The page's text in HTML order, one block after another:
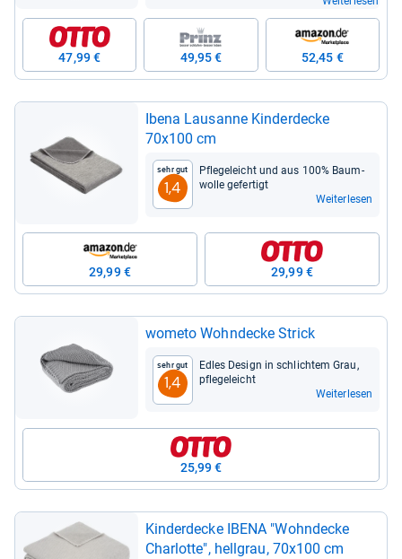
47,99 € 49,95 € 52,45 €
Ibena Lau­sanne Kin­der­de­cke
70x100 cm
Sehr gut
1,4
Pfle­ge­leicht und aus 100% Baum­
wolle gefer­tigt
Weiterlesen
29,99 € 29,99 €
wometo Wohn­de­cke Strick
Sehr gut
1,4
Edles Design in schlich­tem Grau,
pfle­ge­leicht
Weiterlesen
25,99 €
Kin­der­de­cke IBENA "Wohn­de­cke
Char­lotte", hell­grau, 70x100 cm